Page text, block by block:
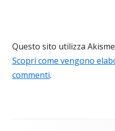
Questo sito utilizza
Scopri come vengono
commenti.